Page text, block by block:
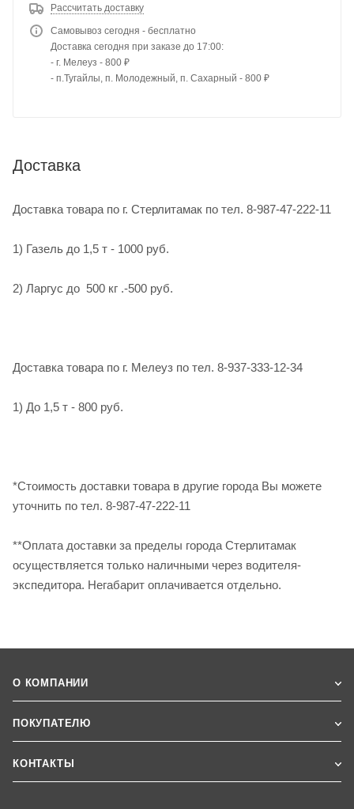
Рассчитать доставку
Самовывоз сегодня - бесплатно
Доставка сегодня при заказе до 17:00:
- г. Мелеуз - 800 ₽
- п.Тугайлы, п. Молодежный, п. Сахарный - 800 ₽
Доставка
Доставка товара по г. Стерлитамак по тел. 8-987-47-222-11
1) Газель до 1,5 т - 1000 руб.
2) Ларгус до 500 кг .-500 руб.
Доставка товара по г. Мелеуз по тел. 8-937-333-12-34
1) До 1,5 т - 800 руб.
*Стоимость доставки товара в другие города Вы можете
уточнить по тел. 8-987-47-222-11
**Оплата доставки за пределы города Стерлитамак
осуществляется только наличными через водителя-
экспедитора. Негабарит оплачивается отдельно.
О КОМПАНИИ
ПОКУПАТЕЛЮ
КОНТАКТЫ